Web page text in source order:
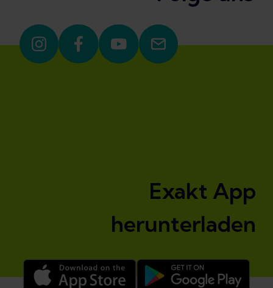
Exakt App
herunterladen